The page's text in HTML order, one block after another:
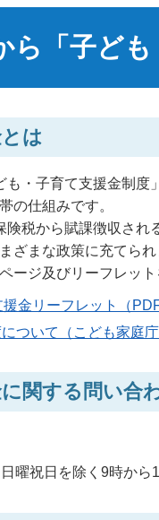
ら「子ど
は
・子育て支援金制
の仕組みです。
税から賦課徴収さ
ざまな政策に充てられ
ージ及びリーフレット
金リーフレット（
ついて（こども家庭
関する問い合
曜祝日を除く9時から